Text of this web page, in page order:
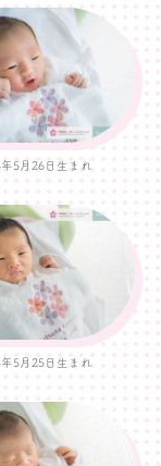
年5月26日生まれ
年5月25日生まれ